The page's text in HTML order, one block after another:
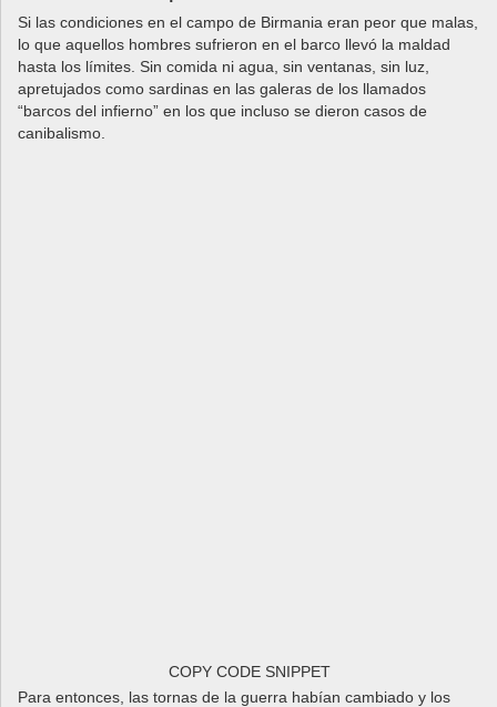
Si las condiciones en el campo de Birmania eran peor que malas,
lo que aquellos hombres sufrieron en el barco llevó la maldad
hasta los límites. Sin comida ni agua, sin ventanas, sin luz,
apretujados como sardinas en las galeras de los llamados
“barcos del infierno” en los que incluso se dieron casos de
canibalismo.
COPY CODE SNIPPET
Para entonces, las tornas de la guerra habían cambiado y los